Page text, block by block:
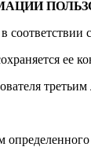
ее